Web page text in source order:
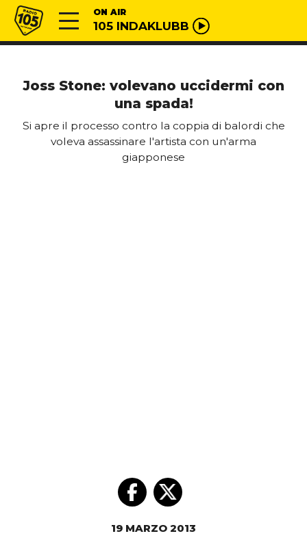
Vai al contenuto
Radio 105 ON AIR
105 INDAKLUBB
Joss Stone: volevano uccidermi con
una spada!
Si apre il processo contro la coppia di balordi che
voleva assassinare l'artista con un'arma
giapponese
19 MARZO 2013